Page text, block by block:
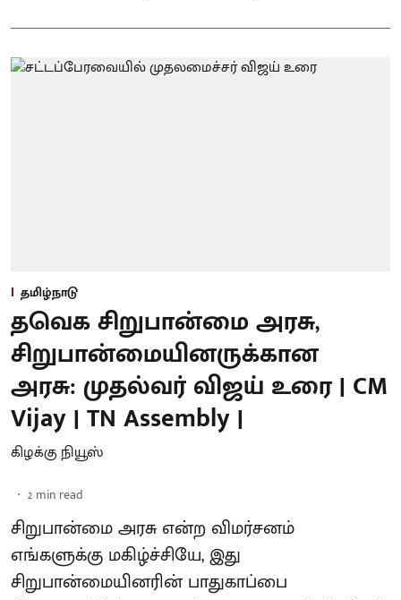
தமிழ்நாடு
தவெக சிறுபான்மை அரசு,
சிறுபான்மையினருக்கான
அரசு: முதல்வர் விஜய் உரை | CM
Vijay | TN Assembly |
கிழக்கு நியூஸ்
2 min read
சிறுபான்மை அரசு என்ற விமர்சனம்
எங்களுக்கு மகிழ்ச்சியே, இது
சிறுபான்மையினரின் பாதுகாப்பை